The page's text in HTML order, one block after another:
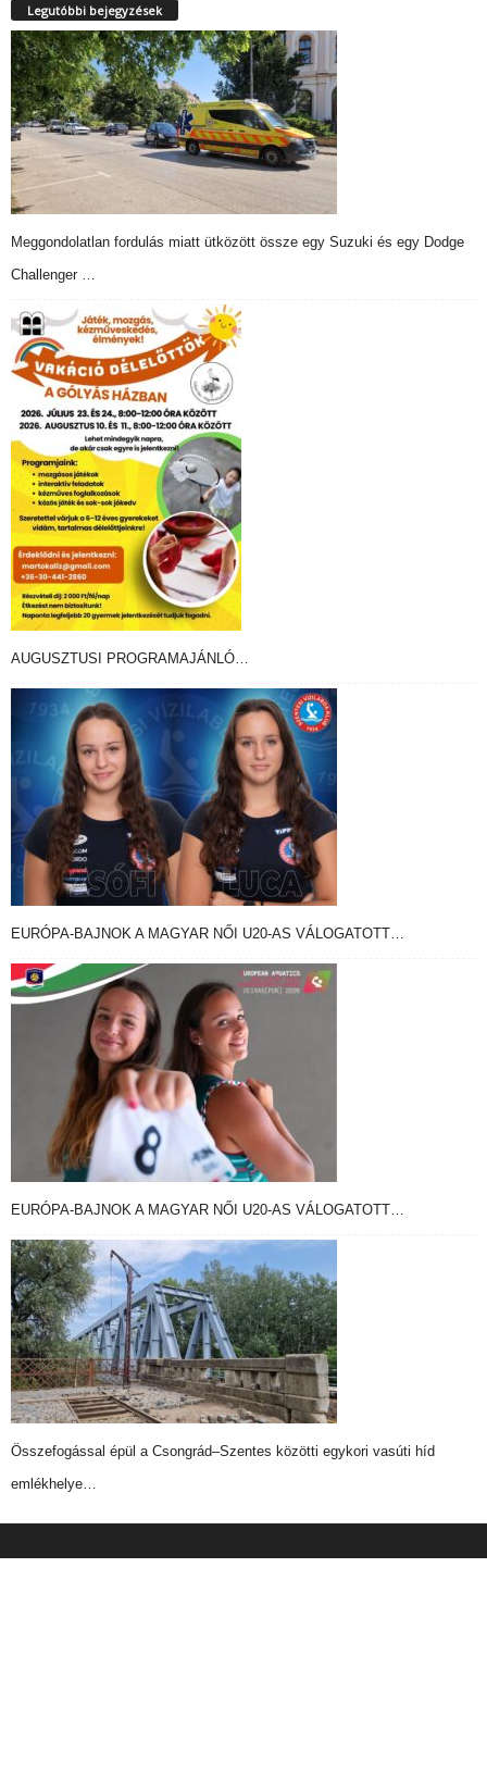
Legutóbbi bejegyzések
Meggondolatlan fordulás miatt ütközött össze egy Suzuki és egy Dodge
Challenger …
AUGUSZTUSI PROGRAMAJÁNLÓ…
EURÓPA-BAJNOK A MAGYAR NŐI U20-AS VÁLOGATOTT…
EURÓPA-BAJNOK A MAGYAR NŐI U20-AS VÁLOGATOTT…
Összefogással épül a Csongrád–Szentes közötti egykori vasúti híd
emlékhelye…